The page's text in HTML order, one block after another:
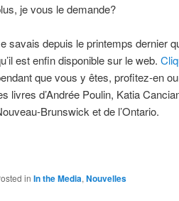
je vous le demande?
savais depuis le printemps dernier
est enfin disponible sur le web.
que vous y êtes, profitez-en
livres d’Andrée Poulin, Katia
Brunswick et de l’Ontario.
in In the Media, Nouvelles